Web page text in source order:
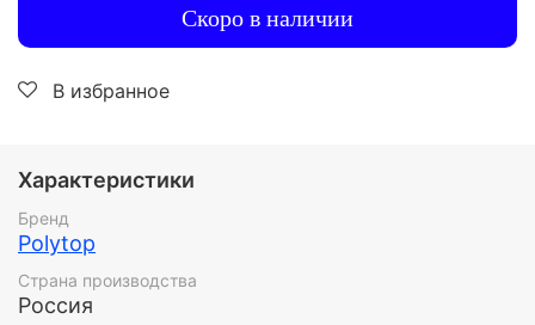
Скоро в наличии
В избранное
Характеристики
Бренд
Polytop
Страна производства
Россия